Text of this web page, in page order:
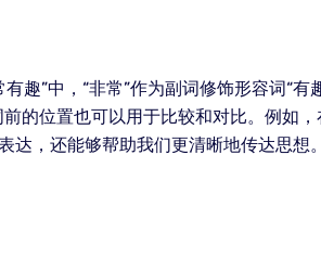
趣”中，“非常”作为副词修饰形容词“有
的位置也可以用于比较和对比。例如，
达，还能够帮助我们更清晰地传达思想